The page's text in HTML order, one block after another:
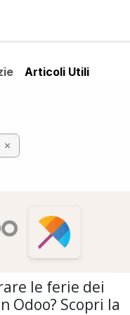
Articoli Utili
×
le ferie dei
Odoo? Scopri la